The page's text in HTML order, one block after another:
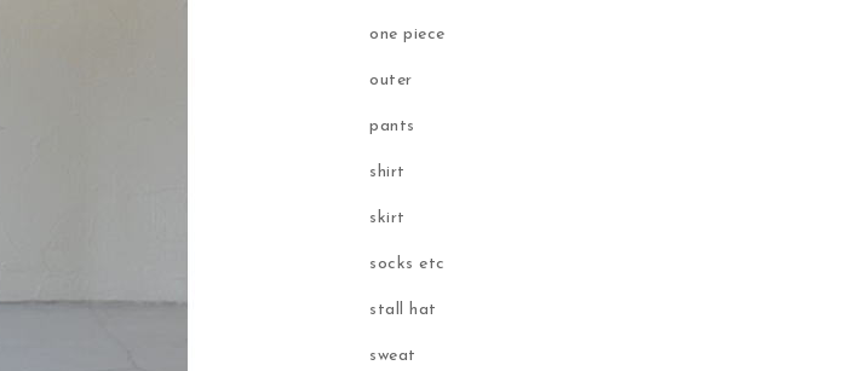
one piece
outer
pants
shirt
skirt
socks etc
stall hat
sweat